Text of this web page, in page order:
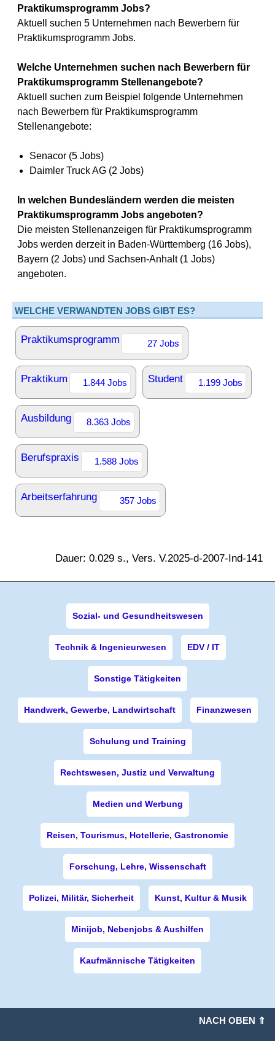
Praktikumsprogramm Jobs?
Aktuell suchen 5 Unternehmen nach Bewerbern für
Praktikumsprogramm Jobs.
Welche Unternehmen suchen nach Bewerbern für
Praktikumsprogramm Stellenangebote?
Aktuell suchen zum Beispiel folgende Unternehmen
nach Bewerbern für Praktikumsprogramm
Stellenangebote:
Senacor (5 Jobs)
Daimler Truck AG (2 Jobs)
In welchen Bundesländern werden die meisten
Praktikumsprogramm Jobs angeboten?
Die meisten Stellenanzeigen für Praktikumsprogramm
Jobs werden derzeit in Baden-Württemberg (16 Jobs),
Bayern (2 Jobs) und Sachsen-Anhalt (1 Jobs)
angeboten.
WELCHE VERWANDTEN JOBS GIBT ES?
Praktikumsprogramm 27 Jobs
Praktikum 1.844 Jobs Student 1.199 Jobs
Ausbildung 8.363 Jobs
Berufspraxis 1.588 Jobs
Arbeitserfahrung 357 Jobs
Dauer: 0.029 s., Vers. V.2025-d-2007-Ind-141
Sozial- und Gesundheitswesen
Technik & Ingenieurwesen EDV / IT
Sonstige Tätigkeiten
Handwerk, Gewerbe, Landwirtschaft Finanzwesen
Schulung und Training
Rechtswesen, Justiz und Verwaltung
Medien und Werbung
Reisen, Tourismus, Hotellerie, Gastronomie
Forschung, Lehre, Wissenschaft
Polizei, Militär, Sicherheit Kunst, Kultur & Musik
Minijob, Nebenjobs & Aushilfen
Kaufmännische Tätigkeiten
NACH OBEN ⇑